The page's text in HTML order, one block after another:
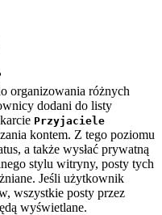
organizowania różnych
dodani do listy
Przyjaciele
kontem. Z tego poziomu
a także wysłać prywatną
stylu witryny, posty tych
Jeśli użytkownik
wszystkie posty przez
wyświetlane.